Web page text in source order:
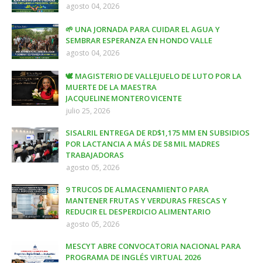
agosto 04, 2026
🌱 UNA JORNADA PARA CUIDAR EL AGUA Y
SEMBRAR ESPERANZA EN HONDO VALLE
agosto 04, 2026
🕊️ MAGISTERIO DE VALLEJUELO DE LUTO POR LA
MUERTE DE LA MAESTRA
JACQUELINE MONTERO VICENTE
julio 25, 2026
SISALRIL ENTREGA DE RD$1,175 MM EN SUBSIDIOS
POR LACTANCIA A MÁS DE 58 MIL MADRES
TRABAJADORAS
agosto 05, 2026
9 TRUCOS DE ALMACENAMIENTO PARA
MANTENER FRUTAS Y VERDURAS FRESCAS Y
REDUCIR EL DESPERDICIO ALIMENTARIO
agosto 05, 2026
MESCYT ABRE CONVOCATORIA NACIONAL PARA
PROGRAMA DE INGLÉS VIRTUAL 2026